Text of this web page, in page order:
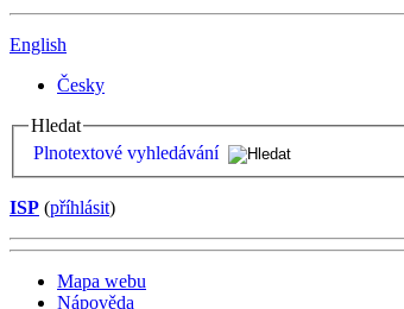
English
Česky
Hledat
Plnotextové vyhledávání
ISP (příhlásit)
Mapa webu
Nápověda